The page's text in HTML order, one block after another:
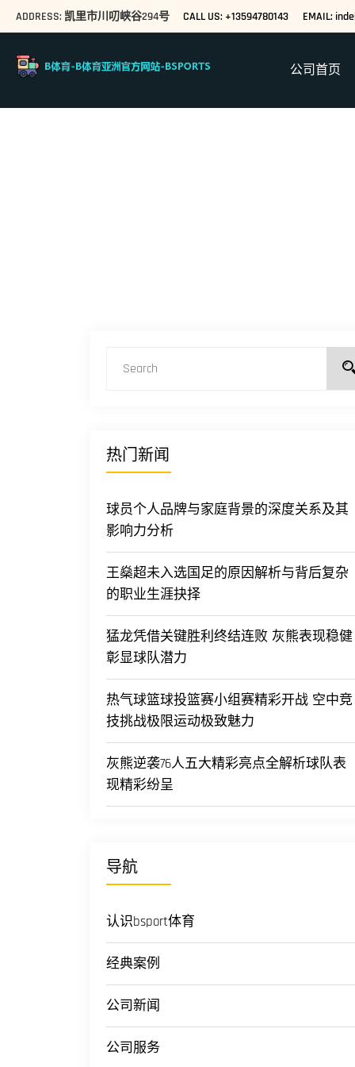
ADDRESS: 凯里市川叨峡谷294号 CALL US: +13594780143 EMAIL:
公司首页
热门新闻
球员个人品牌与家庭背景的深度关系及其
影响力分析
王燊超未入选国足的原因解析与背后复杂
的职业生涯抉择
猛龙凭借关键胜利终结连败 灰熊表现稳健
彰显球队潜力
热气球篮球投篮赛小组赛精彩开战 空中竞
技挑战极限运动极致魅力
灰熊逆袭76人五大精彩亮点全解析球队表
现精彩纷呈
导航
认识bsport体育
经典案例
公司新闻
公司服务